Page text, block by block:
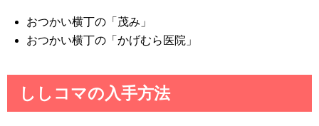
おつかい横丁の「茂み」
おつかい横丁の「かげむら医院」
ししコマの入手方法